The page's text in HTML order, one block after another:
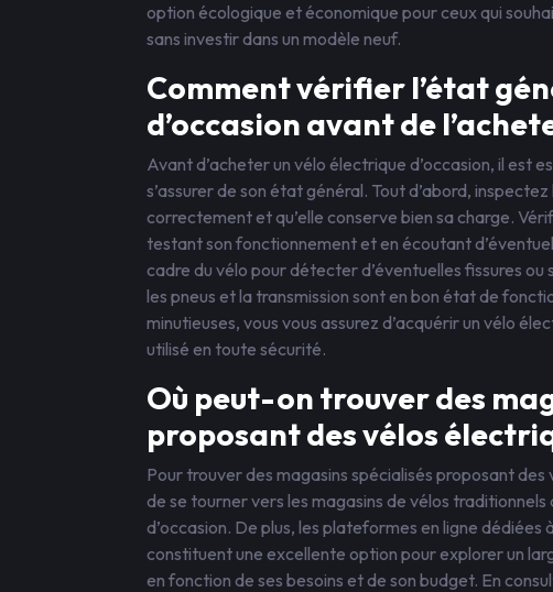
option écologique et économique pour ceux qui
sans investir dans un modèle neuf.
Comment vérifier l’état
d’occasion avant de
Avant d’acheter un vélo électrique d’occasion, il est
s’assurer de son état général. Tout d’abord,
correctement et qu’elle conserve bien sa charge.
testant son fonctionnement et en écoutant
cadre du vélo pour détecter d’éventuelles fissures
les pneus et la transmission sont en bon état de
minutieuses, vous vous assurez d’acquérir un vélo
utilisé en toute sécurité.
Où peut-on trouver des
proposant des vélos
Pour trouver des magasins spécialisés proposant
de se tourner vers les magasins de vélos
d’occasion. De plus, les plateformes en ligne dédiées
constituent une excellente option pour explorer un
en fonction de ses besoins et de son budget. En